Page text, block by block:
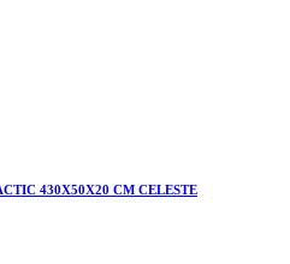
430X50X20 CM CELESTE